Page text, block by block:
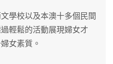
學校以及本澳十多個民間
輕鬆的活動展現婦女才
女素質。